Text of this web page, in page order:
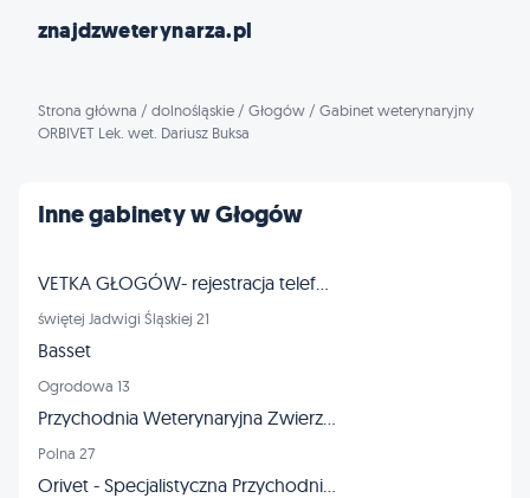
znajdzweterynarza.pl
Strona główna / dolnośląskie / Głogów / Gabinet weterynaryjny
ORBIVET Lek. wet. Dariusz Buksa
Inne gabinety w Głogów
VETKA GŁOGÓW- rejestracja telefoniczna pon.-pt. Godziny 10-18
świętej Jadwigi Śląskiej 21
Basset
Ogrodowa 13
Przychodnia Weterynaryjna Zwierzak
Polna 27
Orivet - Specjalistyczna Przychodnia Weterynaryjna